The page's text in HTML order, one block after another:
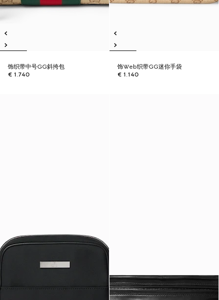
饰织带中号GG斜挎包
€ 1.740
饰Web织带GG迷你手袋
€ 1.140